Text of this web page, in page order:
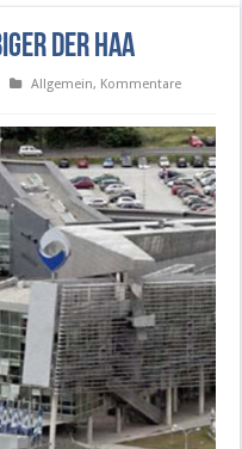
der HAA
Allgemein, Kommentare